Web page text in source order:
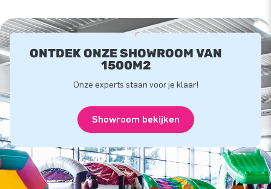
ONTDEK ONZE SHOWROOM VAN
1500M2
Onze experts staan voor je klaar!
Showroom bekijken